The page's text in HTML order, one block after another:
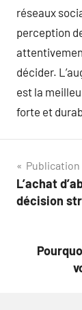
réseaux
perception
décider.
est la
forte et
de
L’achat
décision